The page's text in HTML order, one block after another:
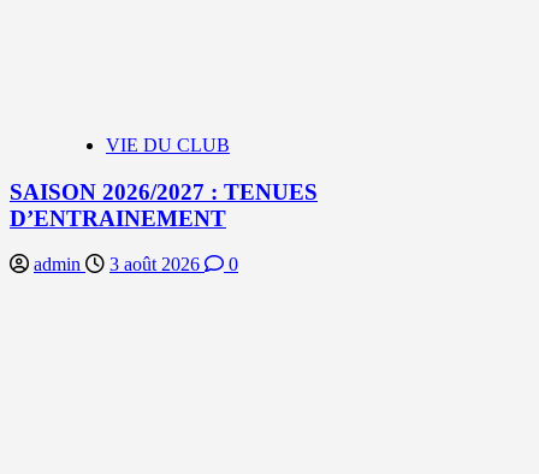
VIE DU CLUB
SAISON 2026/2027 : TENUES
D’ENTRAINEMENT
admin 3 août 2026 0